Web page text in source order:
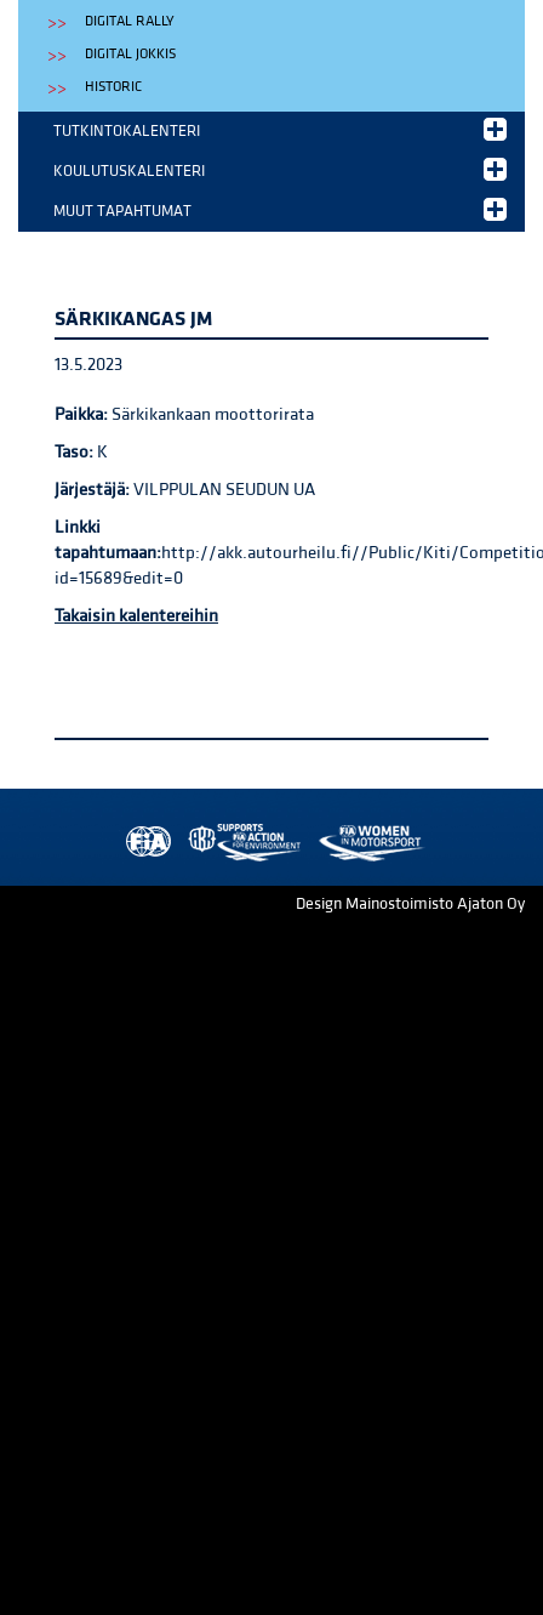
DIGITAL RALLY
DIGITAL JOKKIS
HISTORIC
TUTKINTOKALENTERI
KOULUTUSKALENTERI
MUUT TAPAHTUMAT
SÄRKIKANGAS JM
13.5.2023
Paikka: Särkikankaan moottorirata
Taso: K
Järjestäjä:VILPPULAN SEUDUN UA
Linkki
tapahtumaan:http://akk.autourheilu.fi//Public/Kiti/
id=15689&edit=0
Takaisin kalentereihin
Design Mainostoimisto Ajaton Oy